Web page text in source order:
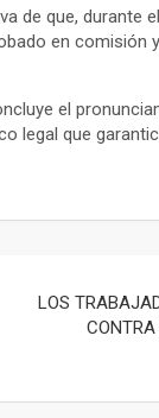
de que, durante
en comisión
el
legal que
LOS